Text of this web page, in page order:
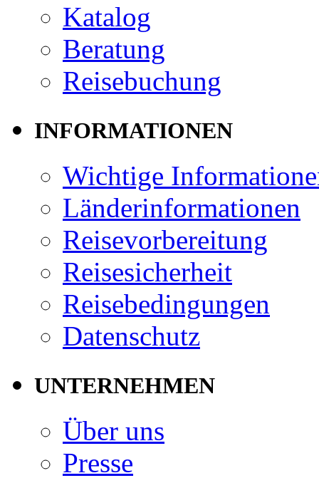
Katalog
Beratung
Reisebuchung
INFORMATIONEN
Wichtige
Länderinformationen
Reisevorbereitung
Reisesicherheit
Reisebedingungen
Datenschutz
UNTERNEHMEN
Über uns
Presse